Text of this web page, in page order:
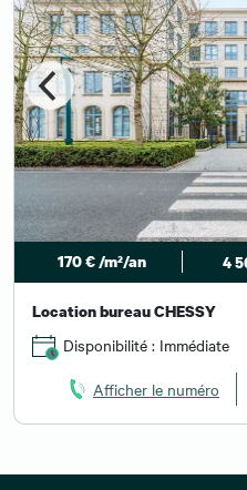
170 € /m²/an 4
Location bureau CHESSY
Disponibilité : Immédiate
Afficher le numéro